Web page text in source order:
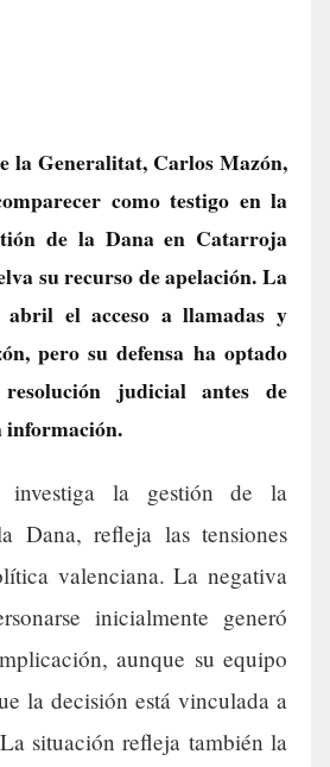
la Generalitat, Carlos Mazón,
como testigo en la
de la Dana en Catarroja
su recurso de apelación. La
abril el acceso a llamadas y
pero su defensa ha optado
judicial antes de
investiga la gestión de la
Dana, refleja las tensiones
valenciana. La negativa
inicialmente generó
aunque su equipo
la decisión está vinculada a
situación refleja también la